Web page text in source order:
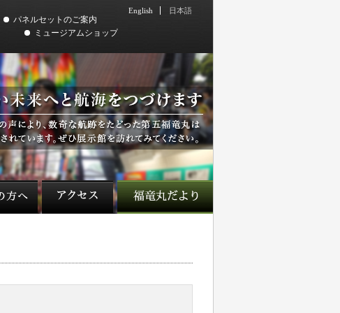
パネルセットのご案内
ミュージアムショップ
English 日本語